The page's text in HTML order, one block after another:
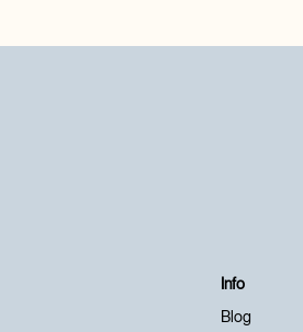
Info
Blog